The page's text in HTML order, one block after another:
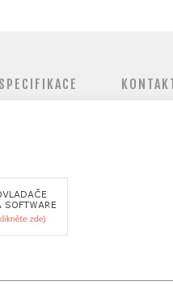
SPECIFIKACE